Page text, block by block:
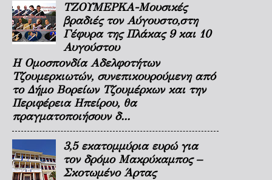
ΤΖΟΥΜΕΡΚΑ-Μουσικές
βραδιές τον Αύγουστο,στη
Γέφυρα της Πλάκας 9 και 10
Αυγούστου
Η Ομοσπονδία Αδελφοτήτων
Τζουμερκιωτών, συνεπικουρούμενη από
το Δήμο Βορείων Τζουμέρκων και την
Περιφέρεια Ηπείρου, θα
πραγματοποιήσουν δ...
3,5 εκατομμύρια ευρώ για
τον δρόμο Μακρύκαμπος –
Σκοτωμένο Άρτας